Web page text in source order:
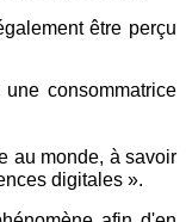
être perçu
consommatrice
au monde, à savoir
digitales ».